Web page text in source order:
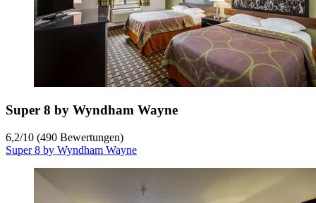
Super 8 by Wyndham Wayne
6,2/10 (490 Bewertungen)
Super 8 by Wyndham Wayne